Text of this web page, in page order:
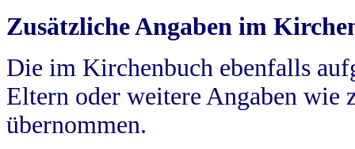
Zusätzliche Angaben im
Die im Kirchenbuch ebenfalls
Eltern oder weitere Angaben wie
übernommen.